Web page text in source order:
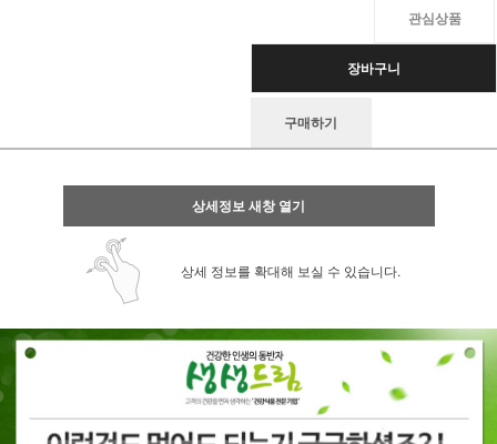
관심상품
장바구니
구매하기
상세정보 새창 열기
상세 정보를 확대해 보실 수 있습니다.